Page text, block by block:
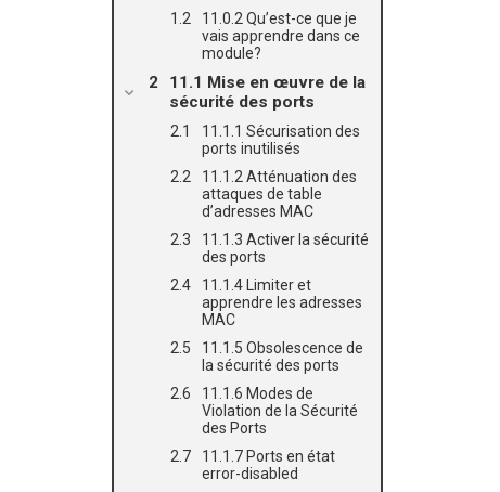
11.0.2 Qu’est-ce que je
vais apprendre dans ce
module?
11.1 Mise en œuvre de la
sécurité des ports
11.1.1 Sécurisation des
ports inutilisés
11.1.2 Atténuation des
attaques de table
d’adresses MAC
11.1.3 Activer la sécurité
des ports
11.1.4 Limiter et
apprendre les adresses
MAC
11.1.5 Obsolescence de
la sécurité des ports
11.1.6 Modes de
Violation de la Sécurité
des Ports
11.1.7 Ports en état
error-disabled